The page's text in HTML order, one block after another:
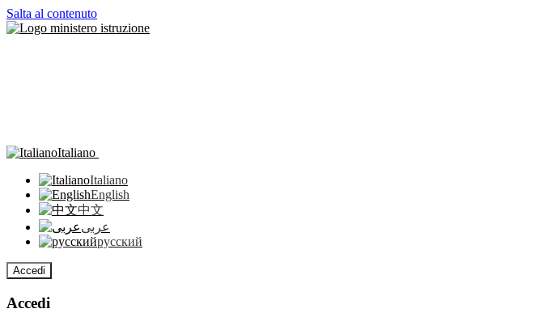
Salta al contenuto
Italiano
Italiano
English
中文
عربى
русский
Accedi
Accedi